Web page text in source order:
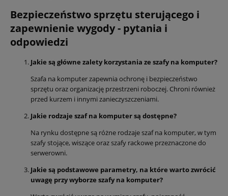
Bezpieczeństwo sprzętu sterującego i
zapewnienie wygody - pytania i
odpowiedzi
Jakie są główne zalety korzystania ze szafy na komputer?
Szafa na komputer zapewnia ochronę i bezpieczeństwo
sprzętu oraz organizację przestrzeni roboczej. Chroni również
przed kurzem i innymi zanieczyszczeniami.
Jakie rodzaje szaf na komputer są dostępne?
Na rynku dostępne są różne rodzaje szaf na komputer, w tym
szafy stojące, wiszące oraz szafy rackowe przeznaczone do
serwerowni.
Jakie są podstawowe parametry, na które warto zwrócić
uwagę przy wyborze szafy na komputer?